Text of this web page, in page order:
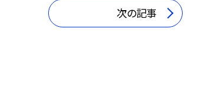
次の記事